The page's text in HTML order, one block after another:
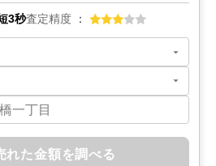
3秒査定精度
れた金額を調べる